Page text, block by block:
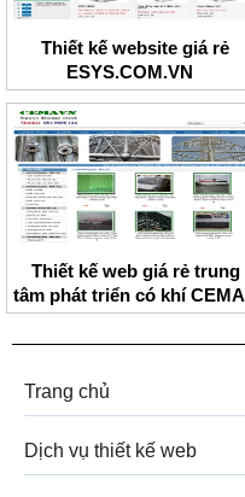
Thiết kế website giá rẻ
ESYS.COM.VN
Thiết kế web giá rẻ trung
tâm phát triển có khí CEMA
Trang chủ
Dịch vụ thiết kế web